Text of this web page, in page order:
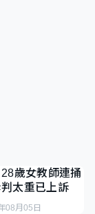
歲女教師連捅
太重已上訴
08月05日